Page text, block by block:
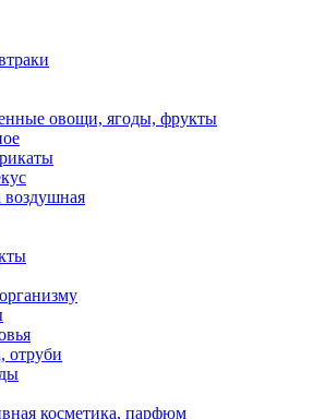
овощи, ягоды, фрукты
воздушная
отруби
косметика, парфюм